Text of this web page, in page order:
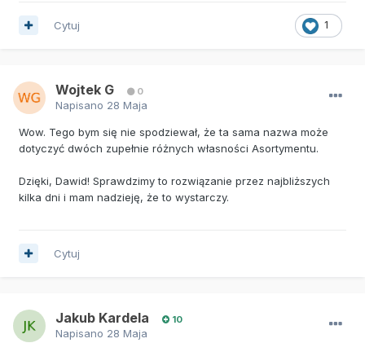
1
Cytuj
Wojtek G 0
Napisano 28 Maja
Wow. Tego bym się nie spodziewał, że ta sama nazwa może
dotyczyć dwóch zupełnie różnych własności Asortymentu.
Dzięki, Dawid! Sprawdzimy to rozwiązanie przez najbliższych
kilka dni i mam nadzieję, że to wystarczy.
Cytuj
Jakub Kardela 10
Napisano 28 Maja